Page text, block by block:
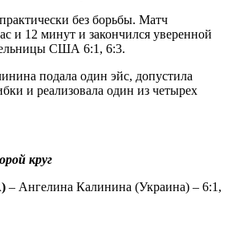
без борьбы. Матч
и 12 минут и закончился уверенной
США 6:1, 6:3.
подала один эйс, допустила
и реализовала один из четырех
круг
– Ангелина Калинина (Украина) – 6:1,